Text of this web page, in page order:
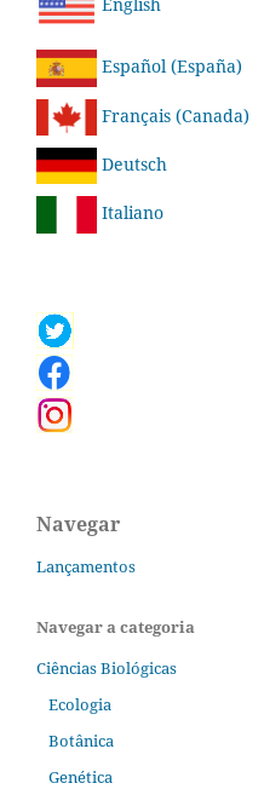
English
Español (España)
Français (Canada)
Deutsch
Italiano
Navegar
Lançamentos
Navegar a categoria
Ciências Biológicas
Ecologia
Botânica
Genética